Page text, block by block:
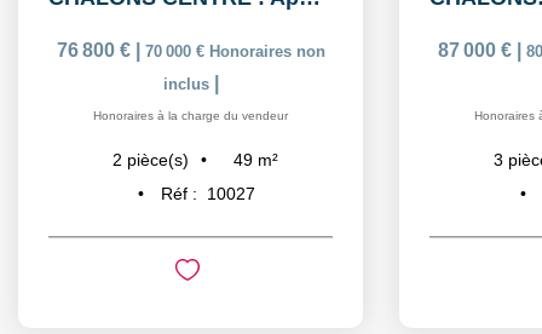
76 800 € 70 000 € Honoraires non
inclus
Honoraires à la charge du vendeur
2 pièce(s) 49 m²
Réf :
10027
87 000 €
Honoraires
3